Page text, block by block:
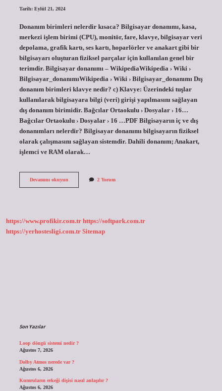
Tarih: Eylül 21, 2024
Donanım birimleri nelerdir kısaca? Bilgisayar donanımı, kasa,
merkezi işlem birimi (CPU), monitör, fare, klavye, bilgisayar veri
depolama, grafik kartı, ses kartı, hoparlörler ve anakart gibi bir
bilgisayarı oluşturan fiziksel parçalar için kullanılan genel bir
terimdir. Bilgisayar donanımı – WikipediaWikipedia › Wiki ›
Bilgisayar_donanımıWikipedia › Wiki › Bilgisayar_donanımı Dış
donanım birimleri klavye nedir? c) Klavye: Üzerindeki tuşlar
kullanılarak bilgisayara bilgi (veri) girişi yapılmasını sağlayan
dış donanım birimidir. Bağcılar Ortaokulu › Dosyalar › 16…
Bağcılar Ortaokulu › Dosyalar › 16 …PDF Bilgisayarın iç ve dış
donanımları nelerdir? Bilgisayar donanımı bilgisayarın fiziksel
olarak çalışmasını sağlayan sistemdir. Dahili donanım; Anakart,
işlemci ve RAM olarak…
Devamını okuyunDış
2 Yorum
https://www.profikir.com.tr https://softpark.com.tr
https://yerhostesligi.com.tr Sitemap
Son Yazılar
Loop döngü sistemi nedir ?
Ağustos 7, 2026
Dolby Atmos nerede var ?
Ağustos 6, 2026
Kumruların erkeği dişisi nasıl anlaşılır ?
Ağustos 6, 2026